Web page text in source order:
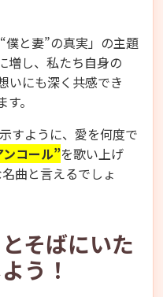
僕と妻”の真実」の主題
増し、私たち自身の
いにも深く共感でき
。
すように、愛を何度で
コール”を歌い上げ
曲と言えるでしょ
そばにいた
う！